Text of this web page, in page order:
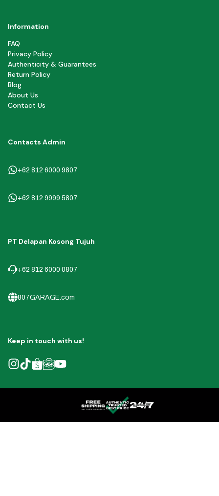
Information
FAQ
Privacy Policy
Authenticity & Guarantees
Return Policy
Blog
About Us
Contact Us
Contacts Admin
+62 812 6000 9807
+62 812 9999 5807
PT Delapan Kosong Tujuh
+62 812 6000 0807
807GARAGE.com
Keep in touch with us!